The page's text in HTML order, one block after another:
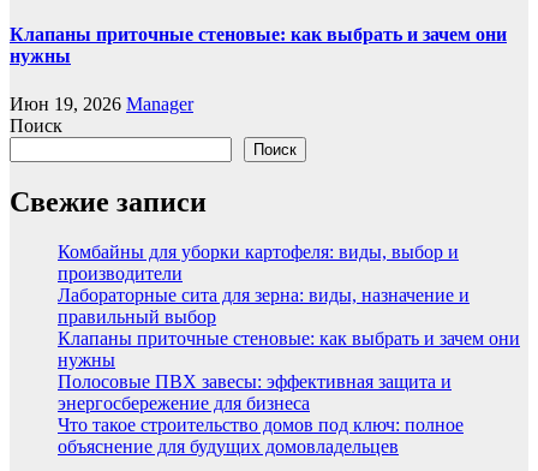
Клапаны приточные стеновые: как выбрать и зачем они
нужны
Июн 19, 2026 Manager
Поиск
Поиск
Свежие записи
Комбайны для уборки картофеля: виды, выбор и
производители
Лабораторные сита для зерна: виды, назначение и
правильный выбор
Клапаны приточные стеновые: как выбрать и зачем они
нужны
Полосовые ПВХ завесы: эффективная защита и
энергосбережение для бизнеса
Что такое строительство домов под ключ: полное
объяснение для будущих домовладельцев